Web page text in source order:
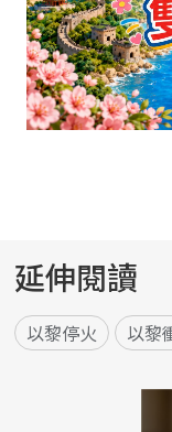
延伸閱讀
以黎停火 以黎